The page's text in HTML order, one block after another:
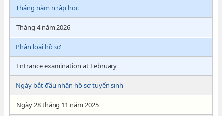
Tháng năm nhập học
Tháng 4 năm 2026
Phân loại hồ sơ
Entrance examination at February
Ngày bắt đầu nhận hồ sơ tuyển sinh
Ngày 28 tháng 11 năm 2025